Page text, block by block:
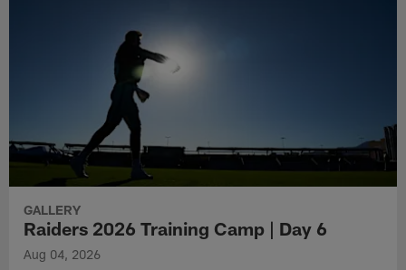
GALLERY
Raiders 2026 Training Camp | Day 6
Aug 04, 2026